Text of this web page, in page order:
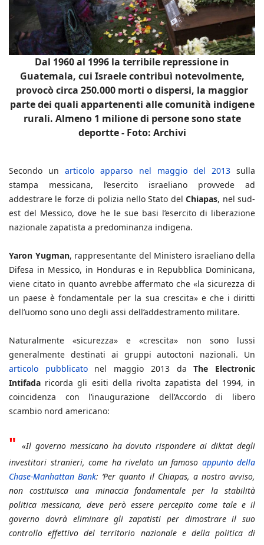
Dal 1960 al 1996 la terribile repressione in
Guatemala, cui Israele contribuì notevolmente,
provocò circa 250.000 morti o dispersi, la maggior
parte dei quali appartenenti alle comunità indigene
rurali. Almeno 1 milione di persone sono state
deportte - Foto: Archivi
Secondo unarticolo apparso nel maggio del 2013sulla
stampa messicana, l’esercito israeliano provvede ad
addestrare le forze di polizia nello Stato delChiapas, nel sud-
est del Messico, dove he le sue basi l’esercito di liberazione
nazionale zapatista a predominanza indigena.
Yaron Yugman, rappresentante del Ministero israeliano della
Difesa in Messico, in Honduras e in Repubblica Dominicana,
viene citato in quanto avrebbe affermato che «la sicurezza di
un paese è fondamentale per la sua crescita» e che i diritti
dell’uomo sono uno degli assi dell’addestramento militare.
Naturalmente «sicurezza» e «crescita» non sono lussi
generalmente destinati ai gruppi autoctoni nazionali. Un
articolo pubblicatonel maggio 2013 daThe Electronic
Intifada ricorda gli esiti della rivolta zapatista del 1994, in
coincidenza con l’inaugurazione dell’Accordo di libero
scambio nord americano:
" «Il governo messicano ha dovuto rispondere ai diktat degli
investitori stranieri, come ha rivelato un famoso appunto della
Chase-Manhattan Bank: ‘Per quanto il Chiapas, a nostro avviso,
non costituisca una minaccia fondamentale per la stabilità
politica messicana, deve però essere percepito come tale e il
governo dovrà eliminare gli zapatisti per dimostrare il suo
controllo effettivo del territorio nazionale e della politica di